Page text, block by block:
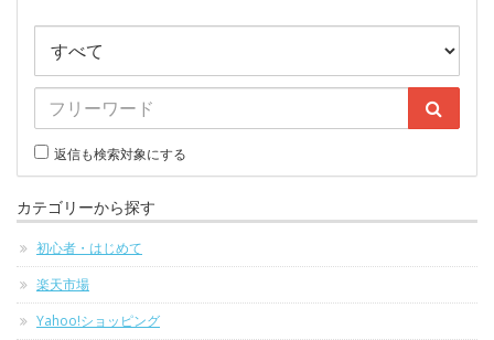
返信も検索対象にする
カテゴリーから探す
初心者・はじめて
楽天市場
Yahoo!ショッピング